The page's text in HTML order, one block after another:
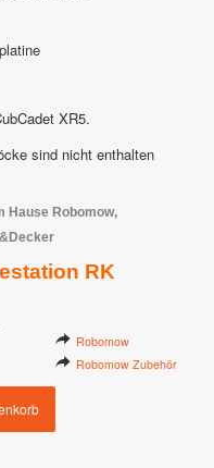
XR5.
sind nicht enthalten
Hause Robomow,
RK
Robomow
Robomow Zubehör